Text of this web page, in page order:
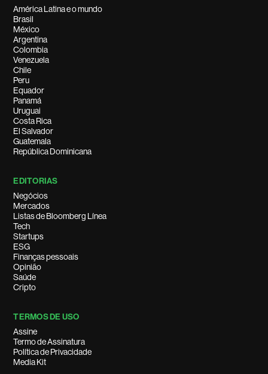
América Latina e o mundo
Brasil
México
Argentina
Colombia
Venezuela
Chile
Peru
Equador
Panamá
Uruguai
Costa Rica
El Salvador
Guatemala
República Dominicana
EDITORIAS
Negócios
Mercados
Listas de Bloomberg Línea
Tech
Startups
ESG
Finanças pessoais
Opinião
Saúde
Cripto
TERMOS DE USO
Assine
Termo de Assinatura
Política de Privacidade
Media Kit